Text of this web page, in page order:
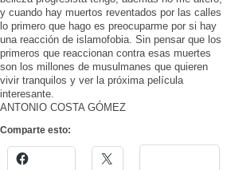
y cuando hay muertos reventados por las calles
lo primero que hago es preocuparme por si hay
una reacción de islamofobia. Sin pensar que los
primeros que reaccionan contra esas muertes
son los millones de musulmanes que quieren
vivir tranquilos y ver la próxima película
interesante.
ANTONIO COSTA GÓMEZ
Comparte esto: